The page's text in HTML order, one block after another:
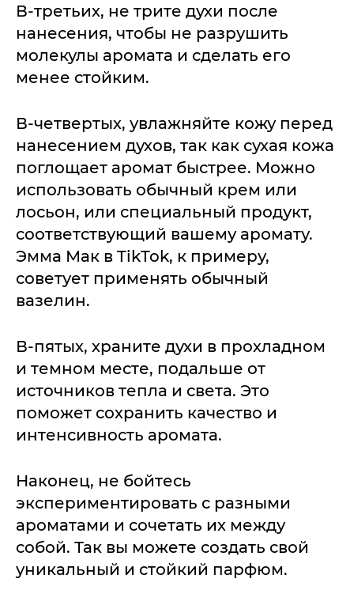
В-третьих, не трите духи после
нанесения, чтобы не разрушить
молекулы аромата и сделать его
менее стойким.
В-четвертых, увлажняйте кожу перед
нанесением духов, так как сухая кожа
поглощает аромат быстрее. Можно
использовать обычный крем или
лосьон, или специальный продукт,
соответствующий вашему аромату.
Эмма Мак в TikTok, к примеру,
советует применять обычный
вазелин.
В-пятых, храните духи в прохладном
и темном месте, подальше от
источников тепла и света. Это
поможет сохранить качество и
интенсивность аромата.
Наконец, не бойтесь
экспериментировать с разными
ароматами и сочетать их между
собой. Так вы можете создать свой
уникальный и стойкий парфюм.